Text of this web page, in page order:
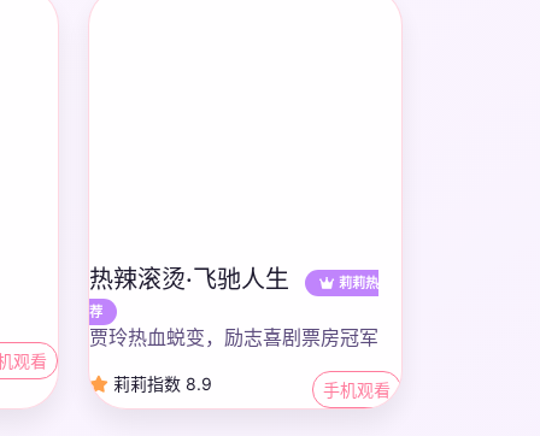
观看
热辣滚烫·飞驰人生
莉莉热
荐
贾玲热血蜕变，励志喜剧票房冠军
莉莉指数 8.9 手机观看